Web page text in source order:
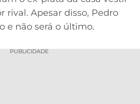
rival. Apesar disso, Pedro
e não será o último.
PUBLICIDADE